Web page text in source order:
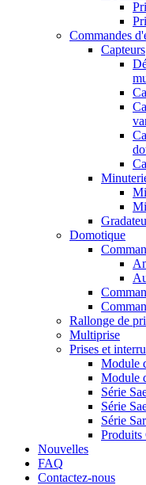
Commandes
Capteurs
Domotique
Rallonge de
Multiprise
Prises et
Module
Module
Série
Série
Série
Nouvelles
FAQ
Contactez-nous